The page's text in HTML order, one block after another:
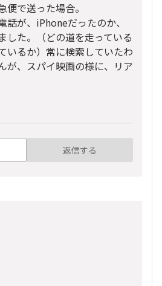
で送った場合。
話が、iPhoneだったのか、
した。（どの道を走っている
いるか）常に検索していたわ
が、スパイ映画の様に、リア
返信する